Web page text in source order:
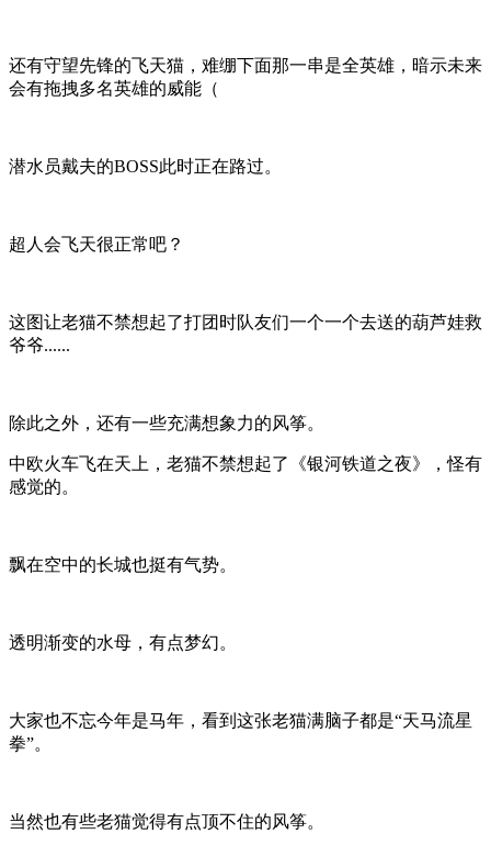
还有守望先锋的飞天猫，难绷下面那一串是全英雄，暗示未来
会有拖拽多名英雄的威能（
潜水员戴夫的BOSS此时正在路过。
超人会飞天很正常吧？
这图让老猫不禁想起了打团时队友们一个一个去送的葫芦娃救
爷爷......
除此之外，还有一些充满想象力的风筝。
中欧火车飞在天上，老猫不禁想起了《银河铁道之夜》，怪有
感觉的。
飘在空中的长城也挺有气势。
透明渐变的水母，有点梦幻。
大家也不忘今年是马年，看到这张老猫满脑子都是“天马流星
拳”。
当然也有些老猫觉得有点顶不住的风筝。